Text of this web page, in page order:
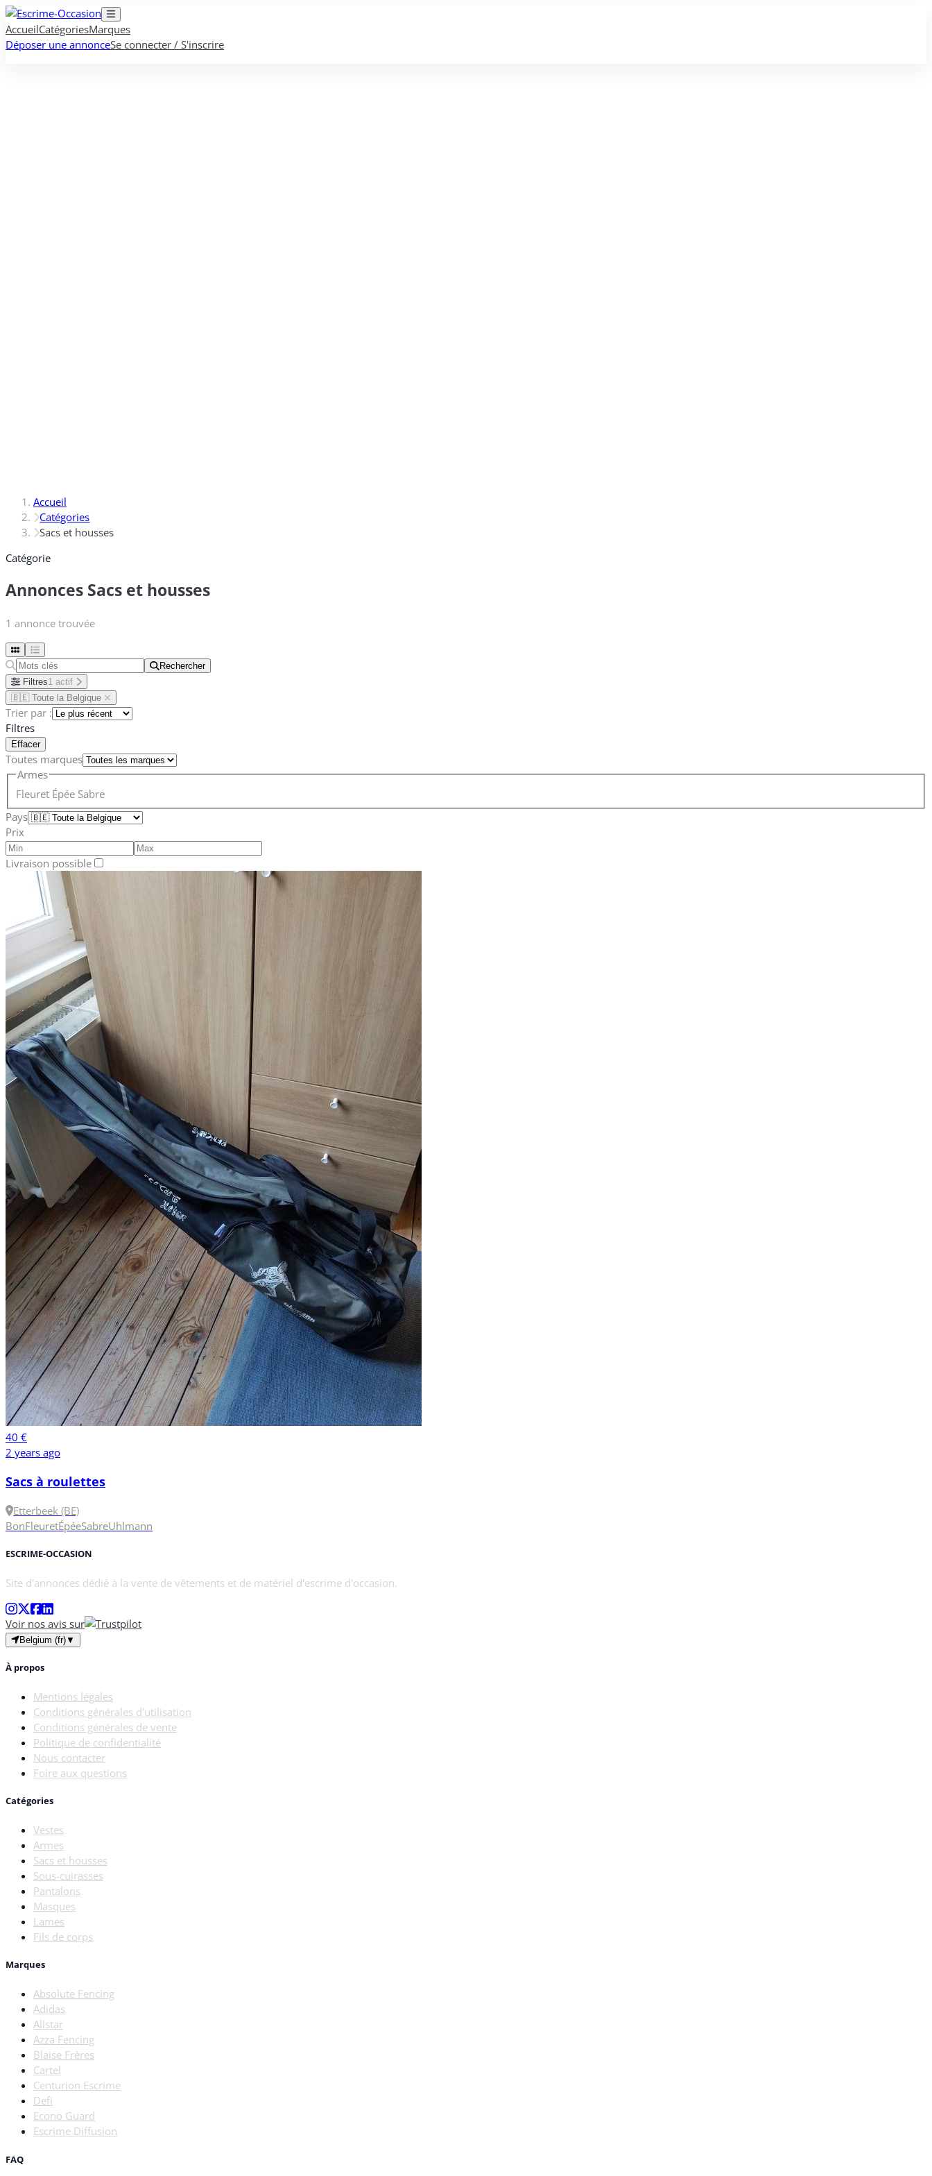
AccueilCatégoriesMarques
Déposer une annonceSe connecter / S'inscrire
Accueil
Catégories
Sacs et housses
Catégorie
Annonces Sacs et housses
1 annonce trouvée
Rechercher
Rechercher
Filtres1 actif
🇧🇪 Toute la Belgique
Trier par :
Filtres
Effacer
Toutes marques
Armes
Fleuret Épée Sabre
Pays
Prix
Livraison possible
40 €
2 years ago
Sacs à roulettes
Etterbeek (BE)
BonFleuretÉpéeSabreUhlmann
ESCRIME-OCCASION
Site d'annonces dédié à la vente de vêtements et de matériel d'escrime d'occasion.
Voir nos avis sur
Belgium (fr)▼
À propos
Mentions légales
Conditions générales d'utilisation
Conditions générales de vente
Politique de confidentialité
Nous contacter
Foire aux questions
Catégories
Vestes
Armes
Sacs et housses
Sous-cuirasses
Pantalons
Masques
Lames
Fils de corps
Marques
Absolute Fencing
Adidas
Allstar
Azza Fencing
Blaise Frères
Cartel
Centurion Escrime
Defi
Econo Guard
Escrime Diffusion
FAQ